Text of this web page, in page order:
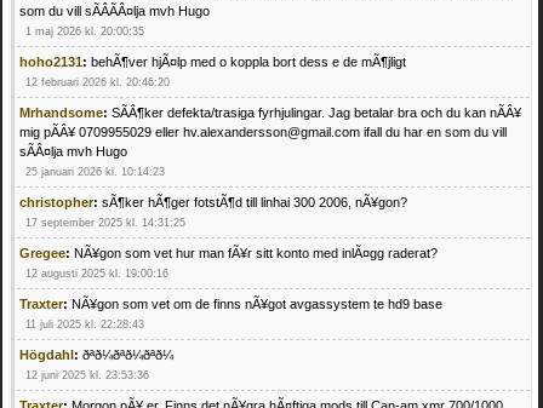
som du vill sÃÂÃÂ¤lja mvh Hugo
1 maj 2026 kl. 20:00:35
hoho2131: behÃ¶ver hjÃ¤lp med o koppla bort dess e de mÃ¶jligt
12 februari 2026 kl. 20:46:20
Mrhandsome: SÃÂ¶ker defekta/trasiga fyrhjulingar. Jag betalar bra och du kan nÃÂ¥
mig pÃÂ¥ 0709955029 eller hv.alexandersson@gmail.com ifall du har en som du vill
sÃÂ¤lja mvh Hugo
25 januari 2026 kl. 10:14:23
christopher: sÃ¶ker hÃ¶ger fotstÃ¶d till linhai 300 2006, nÃ¥gon?
17 september 2025 kl. 14:31:25
Gregee: NÃ¥gon som vet hur man fÃ¥r sitt konto med inlÃ¤gg raderat?
12 augusti 2025 kl. 19:00:16
Traxter: NÃ¥gon som vet om de finns nÃ¥got avgassystem te hd9 base
11 juli 2025 kl. 22:28:43
Högdahl: ðªð¼ðªð¼ðªð¼
12 juni 2025 kl. 23:53:36